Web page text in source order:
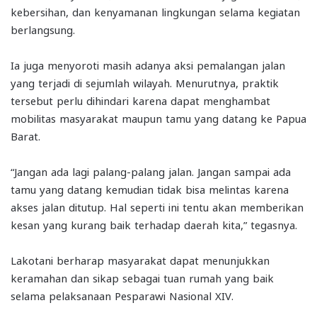
kebersihan, dan kenyamanan lingkungan selama kegiatan
berlangsung.
Ia juga menyoroti masih adanya aksi pemalangan jalan
yang terjadi di sejumlah wilayah. Menurutnya, praktik
tersebut perlu dihindari karena dapat menghambat
mobilitas masyarakat maupun tamu yang datang ke Papua
Barat.
“Jangan ada lagi palang-palang jalan. Jangan sampai ada
tamu yang datang kemudian tidak bisa melintas karena
akses jalan ditutup. Hal seperti ini tentu akan memberikan
kesan yang kurang baik terhadap daerah kita,” tegasnya.
Lakotani berharap masyarakat dapat menunjukkan
keramahan dan sikap sebagai tuan rumah yang baik
selama pelaksanaan Pesparawi Nasional XIV.